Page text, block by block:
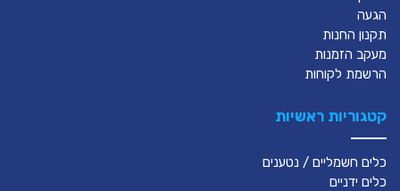
הגעה
תקנון החנות
מעקב הזמנות
הרשמת לקוחות
קטגוריות ראשיות
כלים חשמליים / נטענים
כלים ידניים